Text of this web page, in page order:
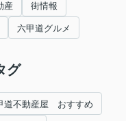
産 街情報
六甲道グルメ
グ
道不動産屋 おすすめ